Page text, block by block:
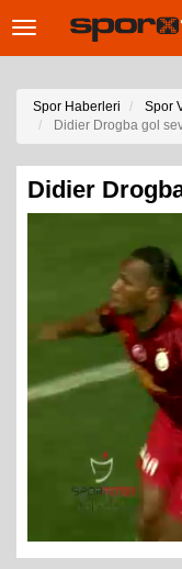
Toggle
Spor Haberleri Spor
Didier Drogba gol
Didier